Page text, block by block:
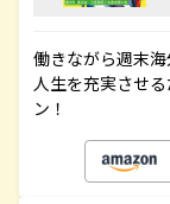
働きながら週末
人生を充実させ
ン！